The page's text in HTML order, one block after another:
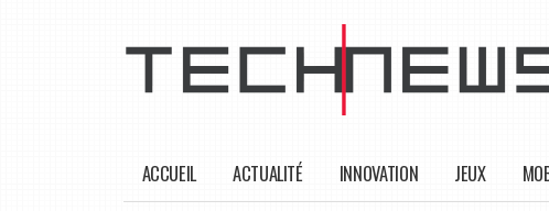
ACCUEIL ACTUALITÉ INNOVATION JEUX